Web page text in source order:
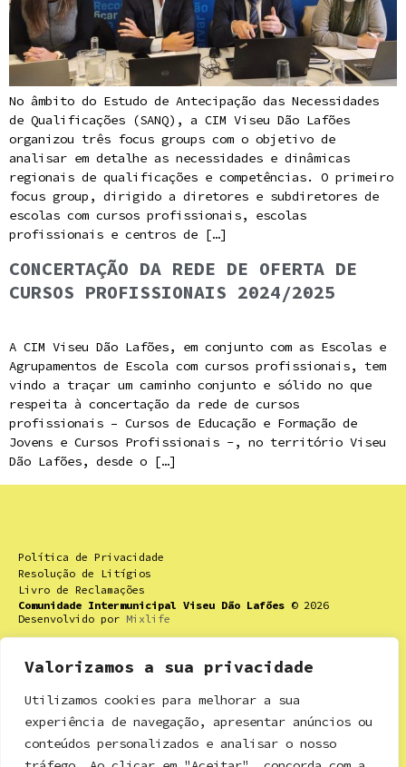
Valorizamos a sua privacidade
Utilizamos cookies para melhorar a sua
experiência de navegação, apresentar anúncios ou
conteúdos personalizados e analisar o nosso
No âmbito do Estudo de Antecipação das Necessidades
de Qualificações (SANQ), a CIM Viseu Dão Lafões
organizou três focus groups com o objetivo de
analisar em detalhe as necessidades e dinâmicas
regionais de qualificações e competências. O primeiro
focus group, dirigido a diretores e subdiretores de
escolas com cursos profissionais, escolas
profissionais e centros de […]
CONCERTAÇÃO DA REDE DE OFERTA DE
CURSOS PROFISSIONAIS 2024/2025
A CIM Viseu Dão Lafões, em conjunto com as Escolas e
Agrupamentos de Escola com cursos profissionais, tem
vindo a traçar um caminho conjunto e sólido no que
respeita à concertação da rede de cursos
profissionais – Cursos de Educação e Formação de
Jovens e Cursos Profissionais -, no território Viseu
Dão Lafões, desde o […]
Política de Privacidade
Resolução de Litígios
Livro de Reclamações
Comunidade Intermunicipal Viseu Dão Lafões © 2026
Desenvolvido por Mixlife
Contactos
Rua Dr. Ricardo Mota nº 16,
3460-613 Tondela